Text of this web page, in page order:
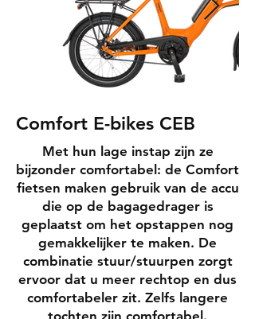
Comfort E-bikes CEB
Met hun lage instap zijn ze
bijzonder comfortabel: de Comfort
fietsen maken gebruik van de accu
die op de bagagedrager is
geplaatst om het opstappen nog
gemakkelijker te maken. De
combinatie stuur/stuurpen zorgt
ervoor dat u meer rechtop en dus
comfortabeler zit. Zelfs langere
tochten zijn comfortabel.